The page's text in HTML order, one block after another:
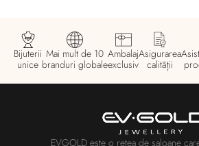
Bijuterii
unice
Mai mult de 10
branduri globale
Ambalaj
exclusiv
Asigurarea
calității
EVGOLD este o rețea de saloane